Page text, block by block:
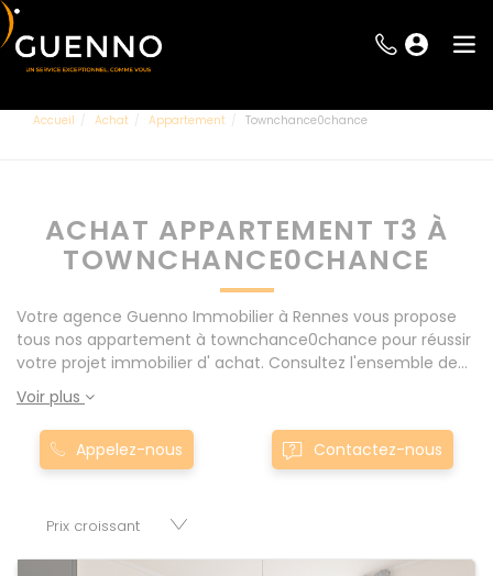
Accueil Achat Appartement Townchance0chance
ACHAT APPARTEMENT T3 À
TOWNCHANCE0CHANCE
Votre agence Guenno Immobilier à Rennes vous propose
tous nos appartement à townchance0chance pour réussir
votre projet immobilier d' achat. Consultez l'ensemble de
nos offres à Rennes mais également aux alentours : Le
Rheu, Pacé, Montgermont... Nos appartement T3 à
townchance0chance sont proposés au meilleur prix du
marché pour permettre au plus grand nombre de réussir
appartements, maisons, immeubles, terrains et murs.
Voir plus
Appelez-nous Contactez-nous